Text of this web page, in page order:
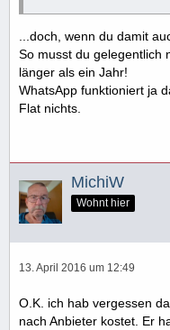
...doch, wenn du damit
So musst du gelegentlich
länger als ein Jahr!
WhatsApp funktioniert ja
Flat nichts.
MichiW
Wohnt hier
13. April 2016 um 12:49
O.K. ich hab vergessen
nach Anbieter kostet. Er